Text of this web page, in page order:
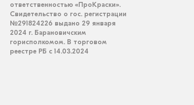
ответственностью «ПроКраски».
Свидетельство о гос. регистрации
№291824226 выдано 29 января
2024 г. Барановичским
горисполкомом. В торговом
реестре РБ с 14.03.2024